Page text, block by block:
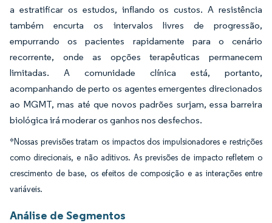
a estratificar os estudos, inflando os custos. A resistência
também encurta os intervalos livres de progressão,
empurrando os pacientes rapidamente para o cenário
recorrente, onde as opções terapêuticas permanecem
limitadas. A comunidade clínica está, portanto,
acompanhando de perto os agentes emergentes direcionados
ao MGMT, mas até que novos padrões surjam, essa barreira
biológica irá moderar os ganhos nos desfechos.
*Nossas previsões tratam os impactos dos impulsionadores e restrições
como direcionais, e não aditivos. As previsões de impacto refletem o
crescimento de base, os efeitos de composição e as interações entre
variáveis.
Análise de Segmentos